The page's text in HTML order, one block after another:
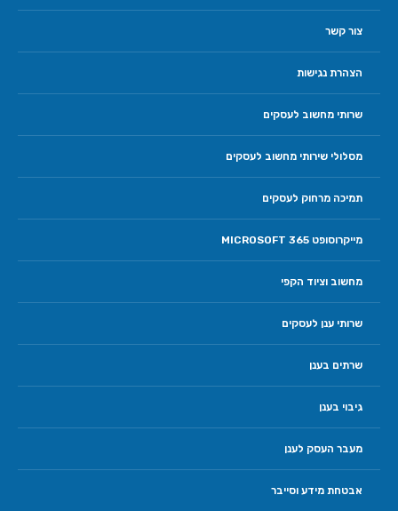
צור קשר
הצהרת נגישות
שרותי מחשוב לעסקים
מסלולי שירותי מחשוב לעסקים
תמיכה מרחוק לעסקים
מייקרוסופט 365 MICROSOFT
מחשוב וציוד הקפי
שרותי ענן לעסקים
שרתים בענן
גיבוי בענן
מעבר העסק לענן
אבטחת מידע וסייבר